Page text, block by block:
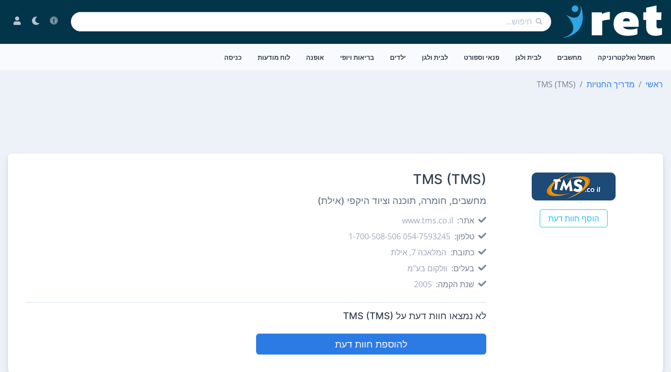
חשמל ואלקטרוניקה מחשבים לבית ולגן פנאי וספורט לבית ולגן ילדים בריאות ויופי אופנה לוח מודעות כניסה
ראשי מדריך החנויות TMS (TMS)
הוסף חוות דעת
TMS (TMS)
מחשבים, חומרה, תוכנה וציוד היקפי (אילת)
אתר: www.tms.co.il
טלפון: 054-7593245 1-700-508-506
כתובת: המלאכה 7, אילת
בעלים: וולקום בע"מ
שנת הקמה: 2005
לא נמצאו חוות דעת על TMS (TMS)
להוספת חוות דעת